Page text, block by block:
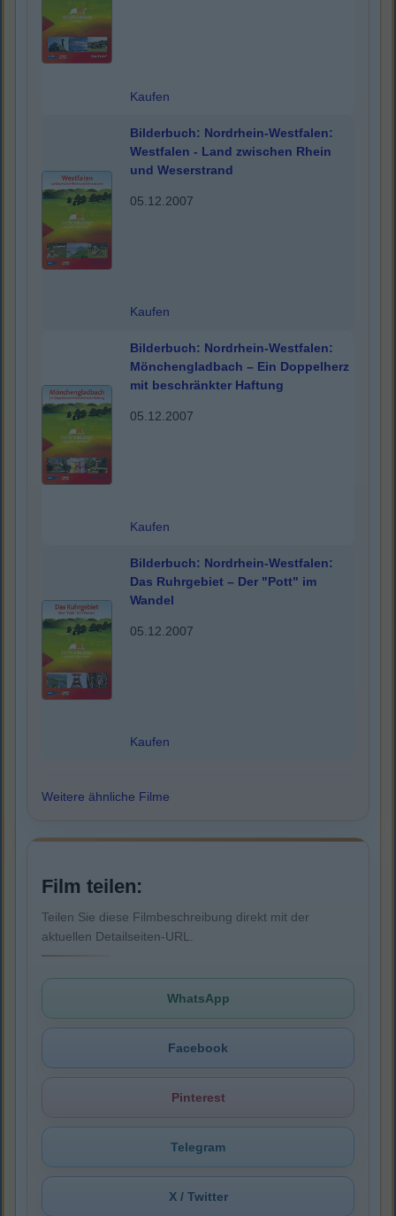
Kaufen
Bilderbuch: Nordrhein-Westfalen:
Westfalen - Land zwischen Rhein
und Weserstrand
05.12.2007
Kaufen
Bilderbuch: Nordrhein-Westfalen:
Mönchengladbach – Ein Doppelherz
mit beschränkter Haftung
05.12.2007
Kaufen
Bilderbuch: Nordrhein-Westfalen:
Das Ruhrgebiet – Der "Pott" im
Wandel
05.12.2007
Kaufen
Weitere ähnliche Filme
Film teilen:
Teilen Sie diese Filmbeschreibung direkt mit der
aktuellen Detailseiten-URL.
WhatsApp
Facebook
Pinterest
Telegram
X / Twitter